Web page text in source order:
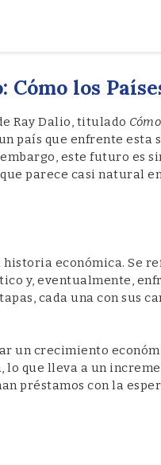
los
Ray Dalio, titulado
país que enfrente esta
este futuro es
parece casi natural
económica. Se
y, eventualmente,
cada una con sus
un crecimiento
lo que lleva a un
préstamos con la